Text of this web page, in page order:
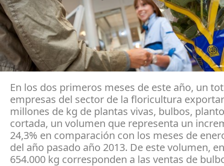
En los dos primeros meses de este año, un
empresas del sector de la floricultura
millones de kg de plantas vivas, bulbos,
cortada, un volumen que representa un
24,3% en comparación con los meses de
del año pasado año 2013. De este volumen,
654.000 kg corresponden a las ventas de